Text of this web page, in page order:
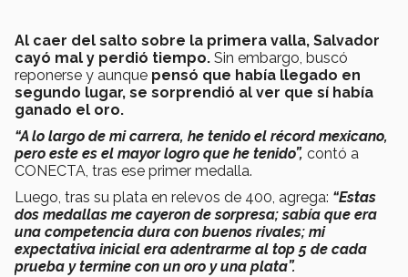
Al caer del salto sobre la primera valla, Salvador
cayó mal y perdió tiempo. Sin embargo, buscó
reponerse y aunque pensó que había llegado en
segundo lugar, se sorprendió al ver que sí había
ganado el oro.
“A lo largo de mi carrera, he tenido el récord mexicano,
pero este es el mayor logro que he tenido”, contó a
CONECTA, tras ese primer medalla.
Luego, tras su plata en relevos de 400, agrega: “Estas
dos medallas me cayeron de sorpresa; sabía que era
una competencia dura con buenos rivales; mi
expectativa inicial era adentrarme al top 5 de cada
prueba y termine con un oro y una plata”.